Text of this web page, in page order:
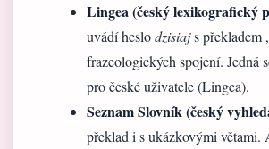
Lingea (český lexikografický
uvádí heslodzisiajs překladem
frazeologických spojení. Jedná
pro české uživatele (Lingea).
Seznam Slovník (český
překlad i s ukázkovými větami.